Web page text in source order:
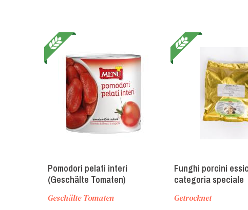
Pomodori pelati interi
(Geschälte Tomaten)
Geschälte Tomaten
Funghi porcini
categoria speciale
Kategorie „Spezial“)
Getrocknet